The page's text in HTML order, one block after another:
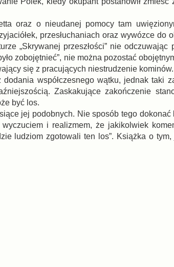
oraz o nieudanej pomocy tam
przesłuchaniach oraz wywózce do
„Skrywanej przeszłości” nie odczuwając
zobojętnieć”, nie można pozostać
się z pracujących niestrudzenie kominów.
współczesnego wątku, jednak taki
Zaskakujące zakończenie
być los.
jej podobnych. Nie sposób tego dokonać
i realizmem, że jakikolwiek
ludziom zgotowali ten los”. Książka o